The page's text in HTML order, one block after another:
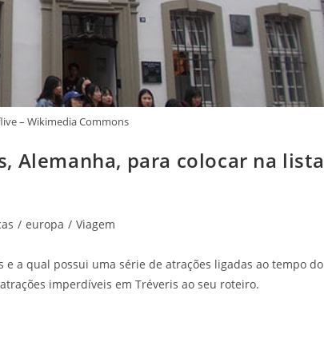
– Wikimedia Commons
Alemanha, para colocar na lista
/ europa / Viagem
a qual possui uma série de atrações ligadas ao tempo do
imperdíveis em Tréveris ao seu roteiro.